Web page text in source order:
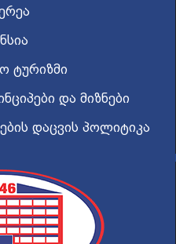
ტურიზმი
და მიზნები
დაცვის პოლიტიკა